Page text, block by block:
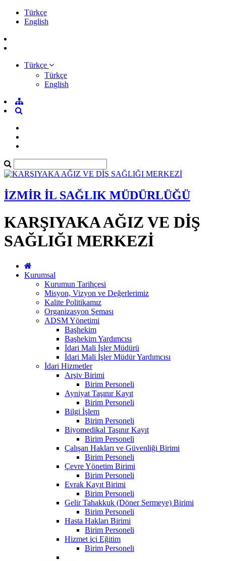
Türkçe
English
Türkçe
Türkçe
English
İZMİR İL SAĞLIK MÜDÜRLÜĞÜ
KARŞIYAKA AĞIZ VE DİŞ
SAĞLIĞI MERKEZİ
Kurumsal
Kurumun Tarihçesi
Misyon, Vizyon ve Değerlerimiz
Kalite Politikamız
Organizasyon Şeması
ADSM Yönetimi
Başhekim
Başhekim Yardımcısı
İdari Mali İşler Müdürü
İdari Mali İşler Müdür Yardımcısı
İdari Hizmetler
Arşiv Birimi
Birim Personeli
Ayniyat Taşınır Kayıt
Birim Personeli
Bilgi İşlem
Birim Personeli
Biyomedikal Taşınır Kayıt
Birim Personeli
Çalışan Hakları ve Güvenliği Birimi
Birim Personeli
Çevre Yönetim Birimi
Birim Personeli
Evrak Kayıt Birimi
Birim Personeli
Gelir Tahakkuk (Döner Sermeye) Birimi
Birim Personeli
Hasta Hakları Birimi
Birim Personeli
Hizmet içi Eğitim
Birim Personeli